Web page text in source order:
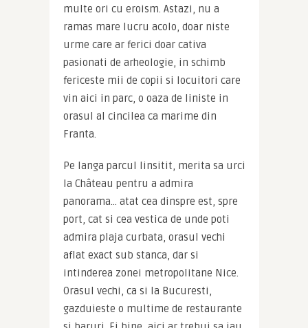
multe ori cu eroism. Astazi, nu a
ramas mare lucru acolo, doar niste
urme care ar ferici doar cativa
pasionati de arheologie, in schimb
fericeste mii de copii si locuitori care
vin aici in parc, o oaza de liniste in
orasul al cincilea ca marime din
Franta.
Pe langa parcul linsitit, merita sa urci
la Château pentru a admira
panorama… atat cea dinspre est, spre
port, cat si cea vestica de unde poti
admira plaja curbata, orasul vechi
aflat exact sub stanca, dar si
intinderea zonei metropolitane Nice.
Orasul vechi, ca si la Bucuresti,
gazduieste o multime de restaurante